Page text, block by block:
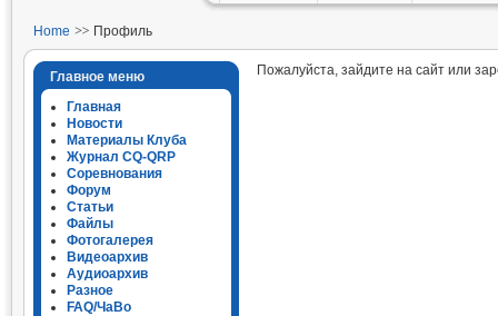
Home Профиль
Главное меню
Главная
Новости
Материалы Клуба
Журнал CQ-QRP
Соревнования
Форум
Статьи
Файлы
Фотогалерея
Видеоархив
Аудиоархив
Разное
FAQ/ЧаВо
Пожалуйста, зайдите на сайт или